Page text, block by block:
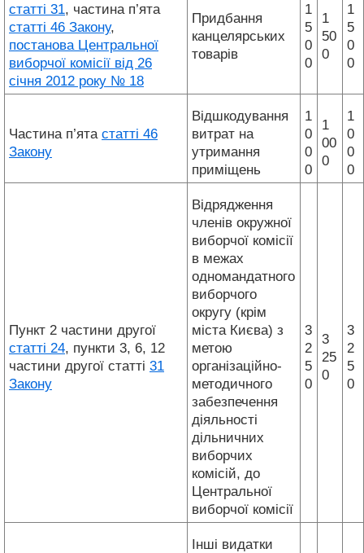
статті 31, частина п’ята
статті 46 Закону,
постанова Центральної
виборчої комісії від 26
січня 2012 року № 18
Придбання
канцелярських
товарів
1
5
0
0
1
50
0
1
5
0
0
Частина п’ята статті 46
Закону
Відшкодування
витрат на
утримання
приміщень
1
0
0
0
1
00
0
1
0
0
0
Пункт 2 частини другої
статті 24, пункти 3, 6, 12
частини другої статті 31
Закону
Відрядження
членів окружної
виборчої комісії
в межах
одномандатного
виборчого
округу (крім
міста Києва) з
метою
організаційно-
методичного
забезпечення
діяльності
дільничних
виборчих
комісій, до
Центральної
виборчої комісії
3
2
5
0
3
25
0
3
2
5
0
Інші видатки